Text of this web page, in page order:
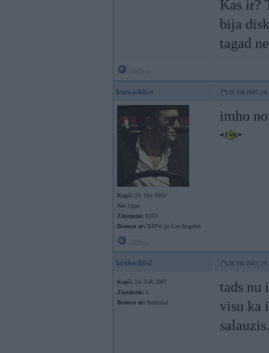
Kas ir?
bija
tagad
bmwaddict 28. Feb 2007,
Kopš: 23. Oct 2002
No: Ogre
Ziņojumi: 8263
Braucu ar: BMW pa Los Angeles
imho
krokodils2 28. Feb 2007,
Kopš: 14. Feb 2007
Ziņojumi: 5
Braucu ar: formula1
tads nu
visu ka
salauzis.